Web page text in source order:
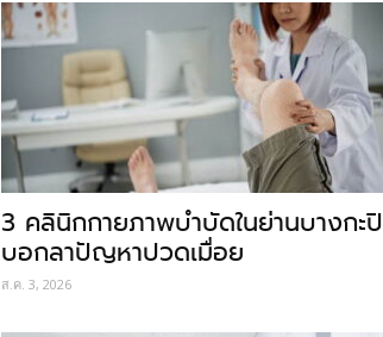
3 คลินิกกายภาพบำบัดในย่านบางกะปิ
บอกลาปัญหาปวดเมื่อย
ส.ค. 3, 2026